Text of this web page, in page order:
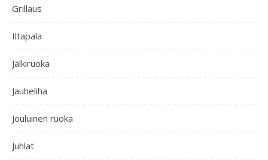
Grillaus
Iltapala
Jälkiruoka
Jauheliha
Jouluinen ruoka
Juhlat